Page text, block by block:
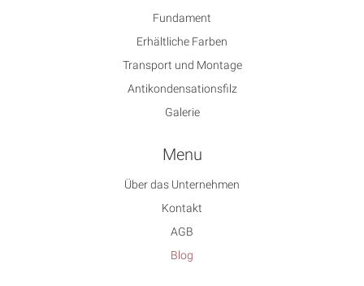
Fundament
Erhältliche Farben
Transport und Montage
Antikondensationsfilz
Galerie
Menu
Über das Unternehmen
Kontakt
AGB
Blog